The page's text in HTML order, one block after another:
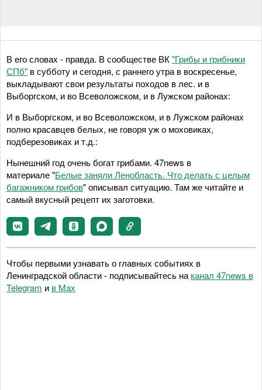
В его словах - правда. В сообществе ВК "Грибы и грибники
СПб" в субботу и сегодня, с раннего утра в воскресенье,
выкладывают свои результаты походов в лес. и в
Выборгском, и во Всеволожском, и в Лужском районах:
И в Выборгском, и во Всеволожском, и в Лужском районах
полно красавцев белых, не говоря уж о моховиках,
подберезовиках и т.д.:
Нынешний год очень богат грибами. 47news в
материале "Белые заняли Ленобласть. Что делать с целым
багажником грибов" описывал ситуацию. Там же читайте и
самый вкусный рецепт их заготовки.
Чтобы первыми узнавать о главных событиях в
Ленинградской области - подписывайтесь на канал 47news в
Telegram и в Maх